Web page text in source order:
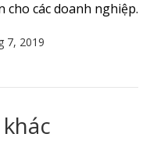
cho các doanh nghiệp.
7, 2019